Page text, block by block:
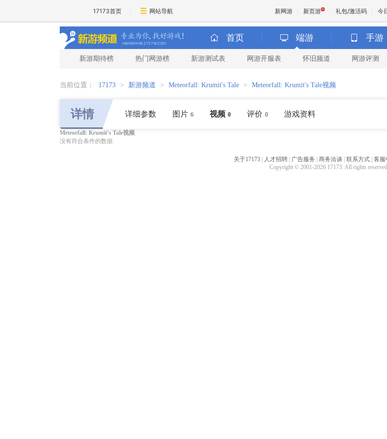
17173首页 网站导航 新网游 新页游 礼包/激活码 今
首页 端游 手游
新游期待榜 热门网游榜 新游测试表 网游开服表 怀旧频道 网游评测
当前位置： 17173 > 新游频道 > Meteorfall: Krumit's Tale > Meteorfall: Krumit's Tale视频
详情 详细参数 图片 6 视频 0 评价 0 游戏资料
Meteorfall: Krumit's Tale视频
没有符合条件的数据
关于17173 人才招聘 广告服务 商务洽谈 联系方式 客服
Copyright © 2001-2026 17173. All rights